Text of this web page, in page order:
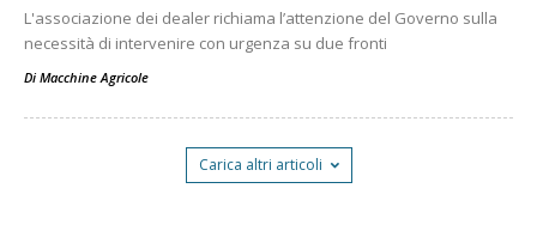
L'associazione dei dealer richiama l’attenzione del Governo sulla
necessità di intervenire con urgenza su due fronti
Di Macchine Agricole
Carica altri articoli